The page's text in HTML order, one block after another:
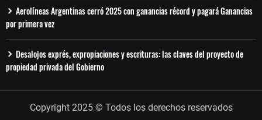
Aerolíneas Argentinas cerró 2025 con ganancias récord y pagará Ganancias
por primera vez
Desalojos exprés, expropiaciones y escrituras: las claves del proyecto de
propiedad privada del Gobierno
Copyright 2025 © Todos los derechos reservados